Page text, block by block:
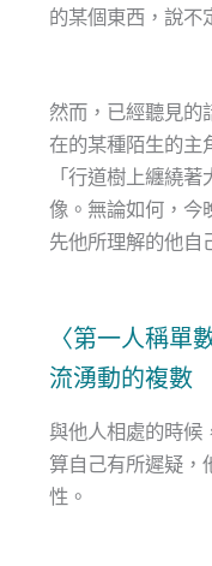
的某個東西，說不
然而，已經聽見的
在的某種陌生的主
「行道樹上纏繞
像。無論如何，今
先他所理解的他自
〈第一人稱
流湧動的複數
與他人相處的時候
算自己有所遲疑，
性。